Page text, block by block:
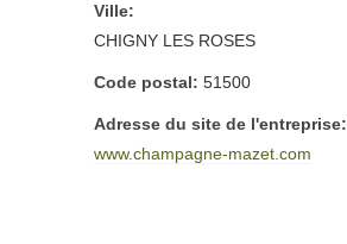
Ville:
CHIGNY LES ROSES
Code postal: 51500
Adresse du site de l'entreprise:
www.champagne-mazet.com